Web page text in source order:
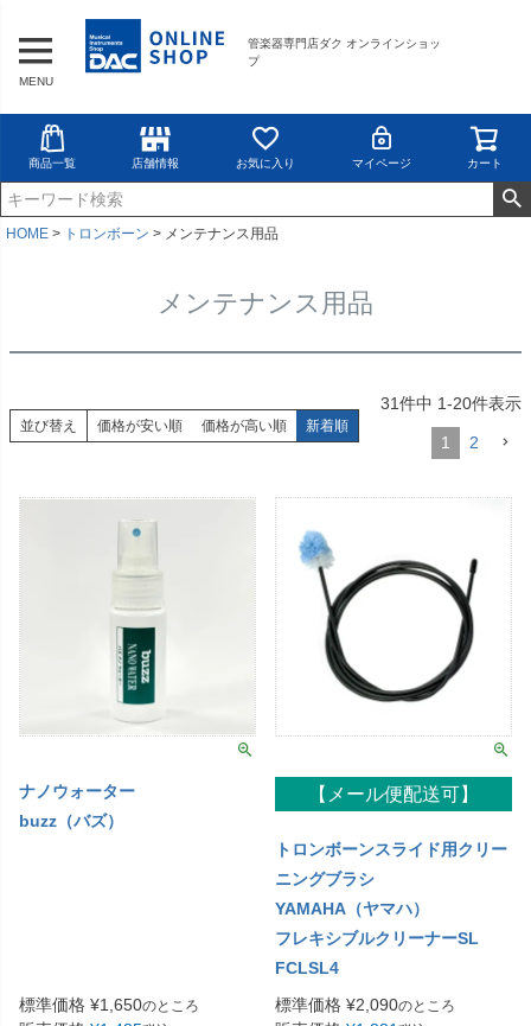
管楽器専門店ダク オンラインショッ
プ
MENU
商品一覧 店舗情報 お気に入り マイページ カート
HOME トロンボーン メンテナンス用品
メンテナンス用品
並び替え 価格が安い順 価格が高い順 新着順
31件中 1-20件表示
1 2
ナノウォーター
buzz（バズ）
標準価格 ¥1,650のところ
【メール便配送可】
トロンボーンスライド用クリー
ニングブラシ
YAMAHA（ヤマハ）
フレキシブルクリーナーSL
FCLSL4
標準価格 ¥2,090のところ